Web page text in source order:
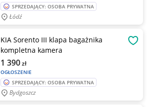
SPRZEDAJĄCY: OSOBA PRYWATNA
Łódź
KIA Sorento III klapa bagażnika
kompletna kamera
OGŁOSZENIE
1 390zł
SPRZEDAJĄCY: OSOBA PRYWATNA
Bydgoszcz